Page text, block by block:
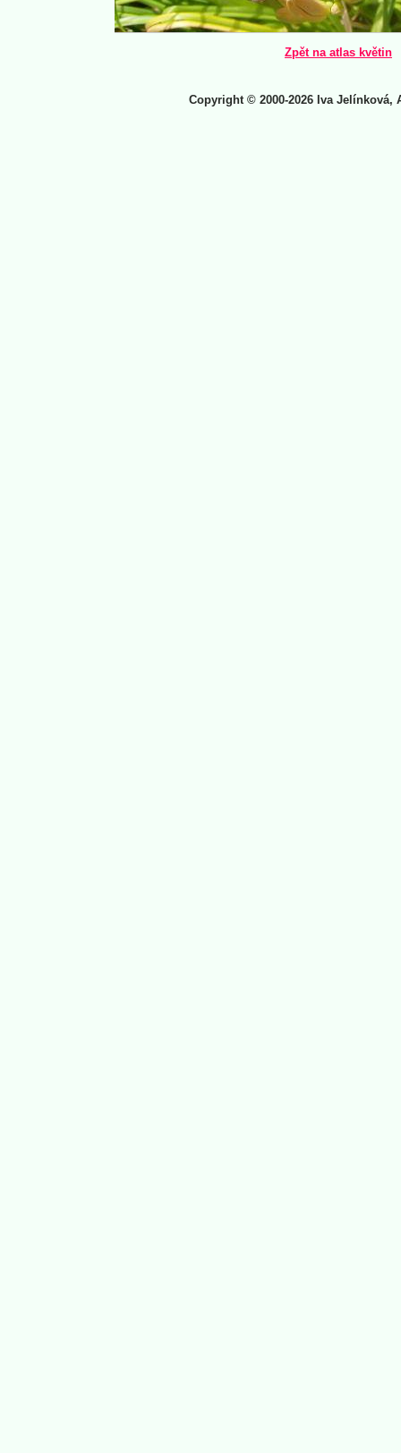
Zpět na atlas květin
Copyright © 2000-2026 Iva Jelínková,